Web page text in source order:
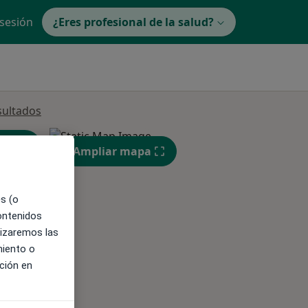
¿Eres profesional de la salud?
Ampliar mapa
(o
las
o
en